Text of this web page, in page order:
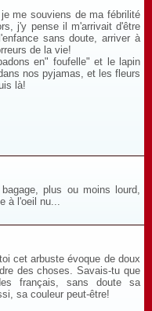
me souviens de ma fébrilité
j'y pense il m'arrivait d'être
sans doute, arriver à
de la vie!
en" foufelle" et le lapin
nos pyjamas, et les fleurs
là!
plus ou moins lourd,
à l'oeil nu...
cet arbuste évoque de doux
des choses. Savais-tu que
français, sans doute sa
sa couleur peut-être!